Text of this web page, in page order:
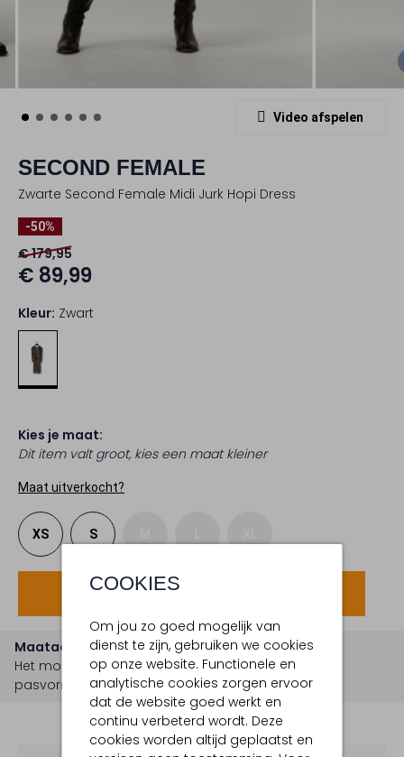
COOKIES
Om jou zo goed mogelijk van
dienst te zijn, gebruiken we cookies
op onze website. Functionele en
analytische cookies zorgen ervoor
dat de website goed werkt en
continu verbeterd wordt. Deze
cookies worden altijd geplaatst en
Video afspelen
SECOND FEMALE
Zwarte Second Female Midi Jurk Hopi Dress
-50%
€ 179,95
€ 89,99
Kleur: Zwart
Kies je maat:
Dit item valt groot, kies een maat kleiner
Maat uitverkocht?
XS S
Voeg toe
Maatadvies
Het model is 1 meter 73 lang en draagt maat S.
pasvorm islosvallend.